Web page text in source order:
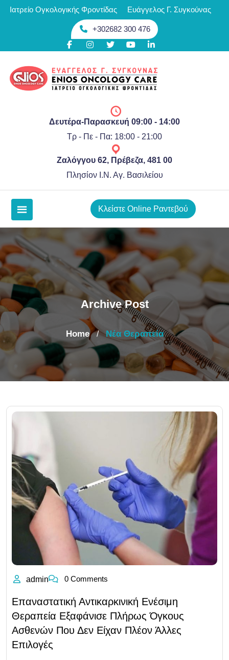
περιεχόμενο
SkipΙατρείο Ογκολογικής Φροντίδας Ευάγγελος Γ. Συγκούνας
+302682 300 476
Δευτέρα-Παρασκευή 09:00 - 14:00
Τρ - Πε - Πα: 18:00 - 21:00
Ζαλόγγου 62, Πρέβεζα, 481 00
Πλησίον Ι.Ν. Αγ. Βασιλείου
Κλείστε Online Ραντεβού
Archive Post
Home / Νέα Θεραπεία
admin 0 Comments
Επαναστατική Αντικαρκινική Ενέσιμη
Θεραπεία Εξαφάνισε Πλήρως Όγκους
Ασθενών Που Δεν Είχαν Πλέον Άλλες
Επιλογές